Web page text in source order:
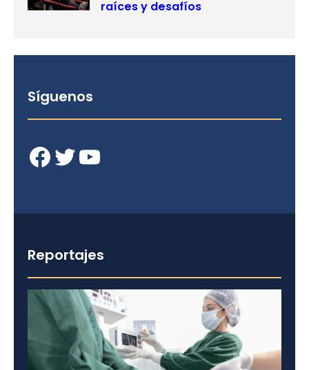
raíces y desafíos
Síguenos
Facebook Twitter YouTube
Reportajes